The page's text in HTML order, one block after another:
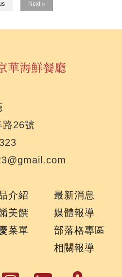
Next »
路26號
介紹
美饌
菜單
最新消息
媒體報導
部落格專區
相關報導